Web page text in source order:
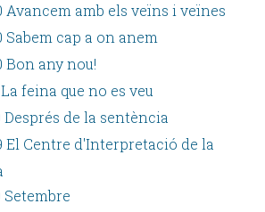
Avancem amb els veïns i veïnes
Sabem cap a on anem
Bon any nou!
La feina que no es veu
Després de la sentència
El Centre d'Interpretació de la
Setembre